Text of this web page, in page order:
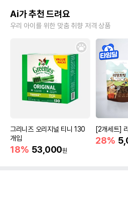
Ai가 추천 드려요
우리 아이를 위한 맞춤 취향 저격 상품
그리니즈 오리지널 티니 130
개입
18% 53,000원
[2개세트]
28%